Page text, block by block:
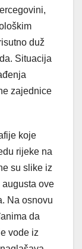
duž
Situacija
zajednice
koje
rijeke na
su slike iz
ove
Na osnovu
da
vode iz